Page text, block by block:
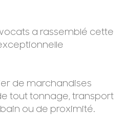
a rassemblé cette
exceptionnelle
de marchandises
tout tonnage, transport
ou de proximité.